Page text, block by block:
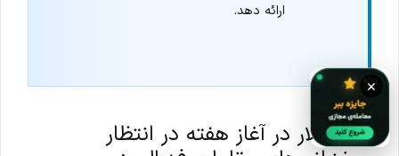
ارائه دهد.
ثبات دلار در آغاز هفته در انتظار
×